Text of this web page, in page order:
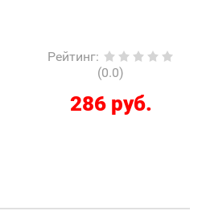
Рейтинг:
(0.0)
286 руб.